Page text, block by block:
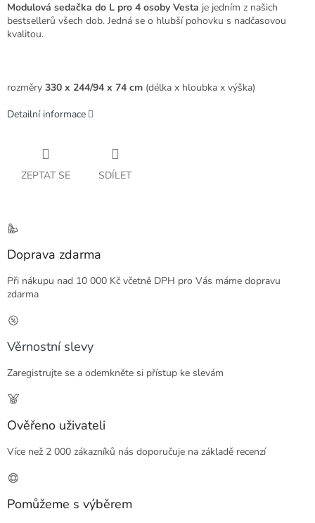
Modulová sedačka do L pro 4 osoby Vesta je jedním z našich
bestsellerů všech dob. Jedná se o hlubší pohovku s nadčasovou
kvalitou.
rozměry 330 x 244/94 x 74 cm (délka x hloubka x výška)
Detailní informace
ZEPTAT SE SDÍLET
Doprava zdarma
Při nákupu nad 10 000 Kč včetně DPH pro Vás máme dopravu
zdarma
Věrnostní slevy
Zaregistrujte se a odemkněte si přístup ke slevám
Ověřeno uživateli
Více než 2 000 zákazníků nás doporučuje na základě recenzí
Pomůžeme s výběrem